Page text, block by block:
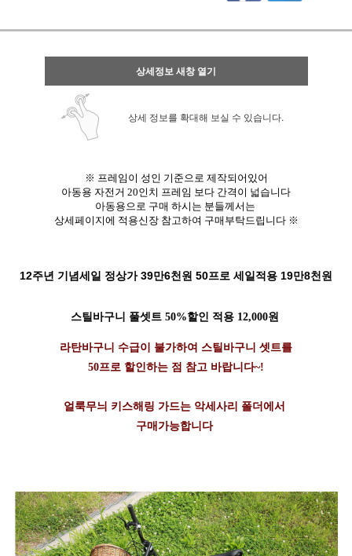
상세정보 새창 열기
상세 정보를 확대해 보실 수 있습니다.
※ 프레임이 성인 기준으로 제작되어있어
아동용 자전거 20인치 프레임 보다 간격이 넓습니다
아동용으로 구매 하시는 분들께서는
상세페이지에 적용신장 참고하여 구매부탁드립니다 ※
12주년 기념세일 정상가 39만6천원 50프로 세일적용 19만8천원
스틸바구니 풀셋트 50%할인 적용 12,000원
라탄바구니 수급이 불가하여 스틸바구니 셋트를
50프로 할인하는 점 참고 바랍니다~!
얼룩무늬 키스해링 가드는 악세사리 폴더에서
구매가능합니다